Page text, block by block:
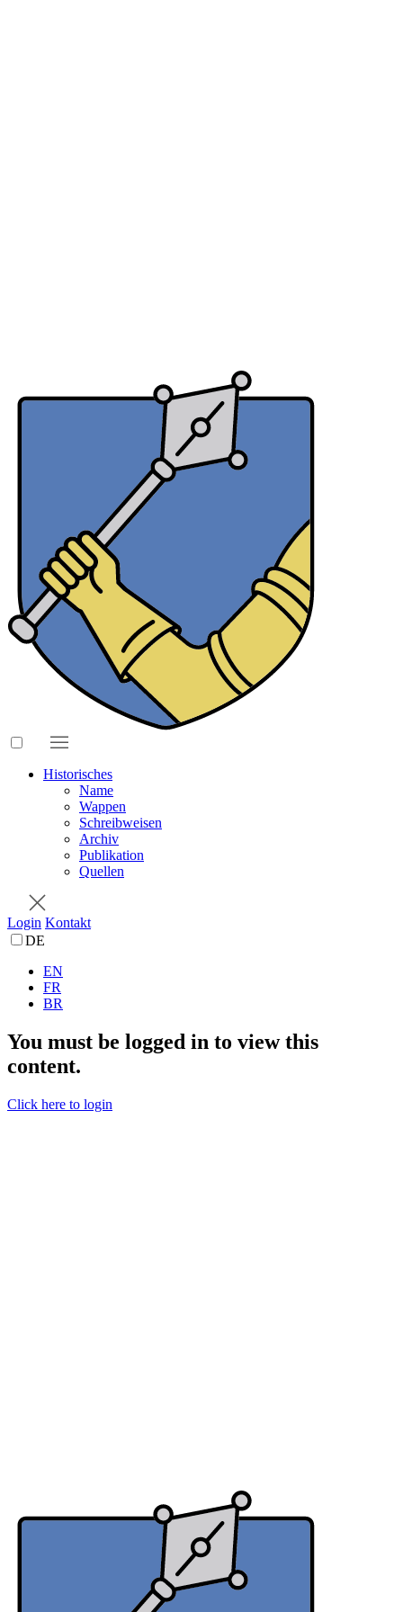
Historisches
Name
Wappen
Schreibweisen
Archiv
Publikation
Quellen
Login Kontakt
DE
EN
FR
BR
You must be logged in to view this
content.
Click here to login